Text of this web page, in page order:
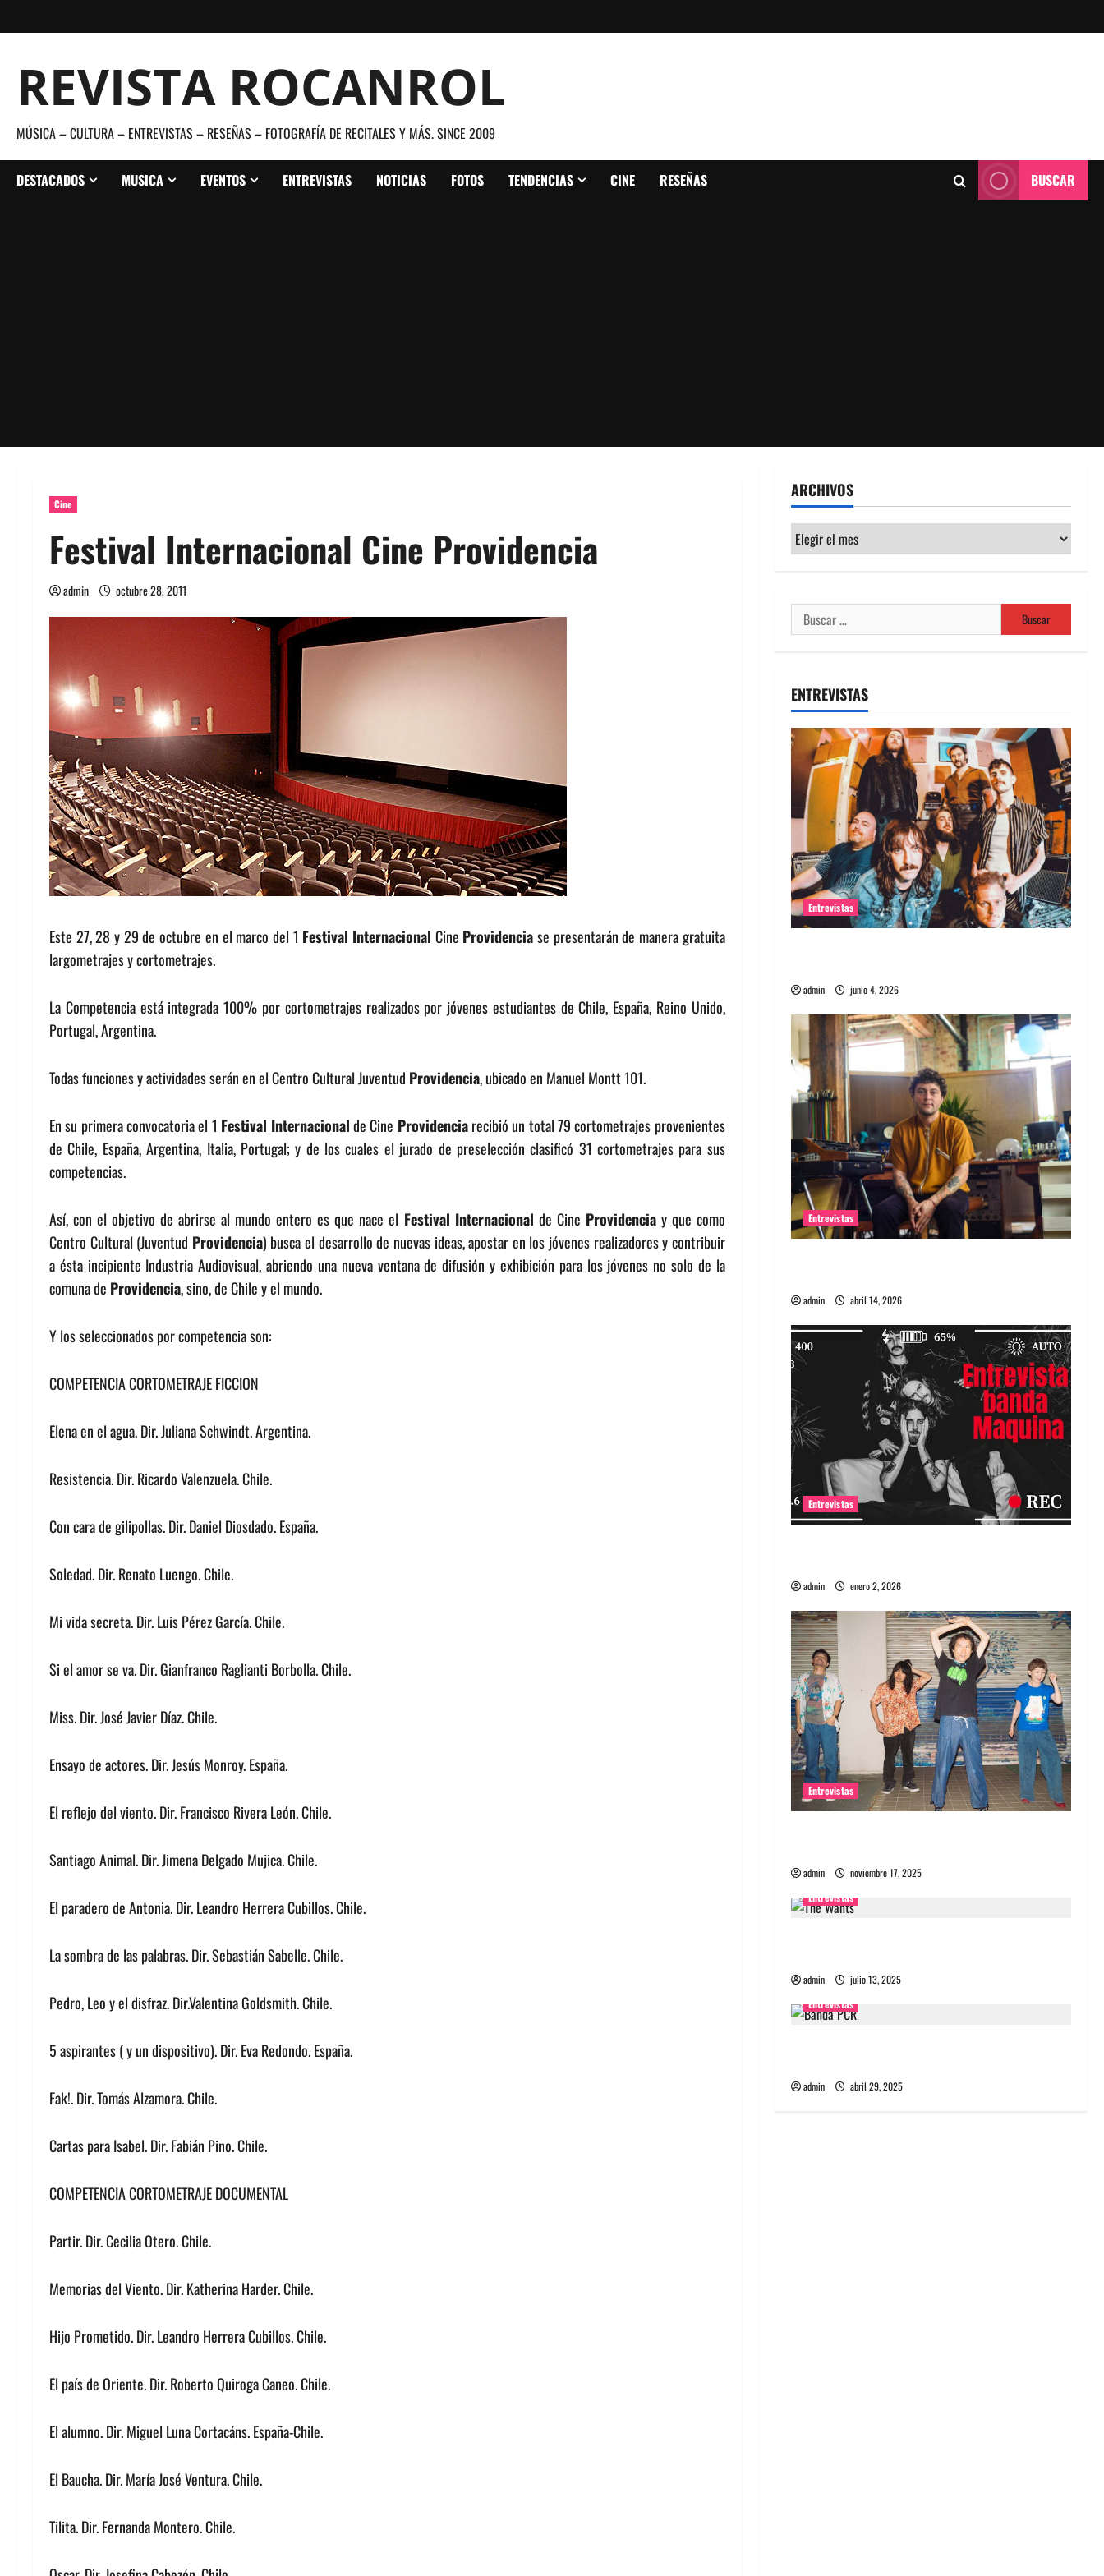
al
REVISTA ROCANROL
MÚSICA – CULTURA – ENTREVISTAS – RESEÑAS – FOTOGRAFÍA DE RECITALES Y MÁS. SINCE 2009
DESTACADOS MUSICA EVENTOS ENTREVISTAS NOTICIAS FOTOS TENDENCIAS CINE RESEÑAS BUSCAR
Cine
Festival Internacional Cine Providencia
admin octubre 28, 2011
Este 27, 28 y 29 de octubre en el marco del 1 Festival Internacional Cine Providenciase presentarán de manera gratuita
largometrajes y cortometrajes.
La Competencia está integrada 100% por cortometrajes realizados por jóvenes estudiantes de Chile, España, Reino Unido,
Portugal, Argentina.
Todas funciones y actividades serán en el Centro Cultural Juventud Providencia, ubicado en Manuel Montt 101.
En su primera convocatoria el 1 Festival Internacionalde Cine Providenciarecibió un total 79 cortometrajes provenientes
de Chile, España, Argentina, Italia, Portugal; y de los cuales el jurado de preselección clasificó 31 cortometrajes para sus
competencias.
Así, con el objetivo de abrirse al mundo entero es que nace el Festival Internacional de Cine Providenciay que como
Centro Cultural (Juventud Providencia) busca el desarrollo de nuevas ideas, apostar en los jóvenes realizadores y contribuir
a ésta incipiente Industria Audiovisual, abriendo una nueva ventana de difusión y exhibición para los jóvenes no solo de la
comuna de Providencia, sino, de Chile y el mundo.
Y los seleccionados por competencia son:
COMPETENCIA CORTOMETRAJE FICCION
Elena en el agua. Dir. Juliana Schwindt. Argentina.
Resistencia. Dir. Ricardo Valenzuela. Chile.
Con cara de gilipollas. Dir. Daniel Diosdado. España.
Soledad. Dir. Renato Luengo. Chile.
Mi vida secreta. Dir. Luis Pérez García. Chile.
Si el amor se va. Dir. Gianfranco Raglianti Borbolla. Chile.
Miss. Dir. José Javier Díaz. Chile.
Ensayo de actores. Dir. Jesús Monroy. España.
El reflejo del viento. Dir. Francisco Rivera León. Chile.
Santiago Animal. Dir. Jimena Delgado Mujica. Chile.
El paradero de Antonia. Dir. Leandro Herrera Cubillos. Chile.
La sombra de las palabras. Dir. Sebastián Sabelle. Chile.
Pedro, Leo y el disfraz. Dir.Valentina Goldsmith. Chile.
5 aspirantes ( y un dispositivo). Dir. Eva Redondo. España.
Fak!. Dir. Tomás Alzamora. Chile.
Cartas para Isabel. Dir. Fabián Pino. Chile.
COMPETENCIA CORTOMETRAJE DOCUMENTAL
Partir. Dir. Cecilia Otero. Chile.
Memorias del Viento. Dir. Katherina Harder. Chile.
Hijo Prometido. Dir. Leandro Herrera Cubillos. Chile.
El país de Oriente. Dir. Roberto Quiroga Caneo. Chile.
El alumno. Dir. Miguel Luna Cortacáns. España-Chile.
El Baucha. Dir. María José Ventura. Chile.
Tilita. Dir. Fernanda Montero. Chile.
ARCHIVOS
Archivos
Buscar:
ENTREVISTAS
Entrevistas
admin junio 4, 2026
Entrevistas
admin abril 14, 2026
Entrevistas
admin enero 2, 2026
Entrevistas
admin
noviembre 17, 2025
Entrevistas
admin
julio 13, 2025
Entrevistas
admin abril 29, 2025